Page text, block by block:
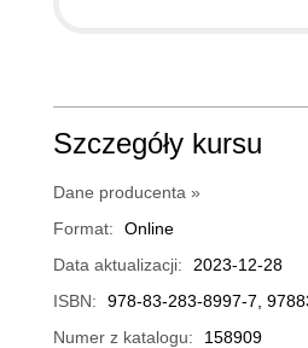
Szczegóły kursu
Dane producenta »
Format:
Online
Data aktualizacji:
2023-12-28
ISBN:
978-83-283-8997-7,
Numer z katalogu:
158909